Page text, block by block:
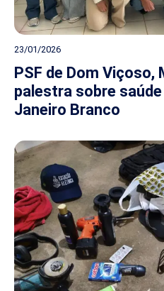
23/01/2026
PSF de Dom Viçoso,
palestra sobre
Janeiro Branco